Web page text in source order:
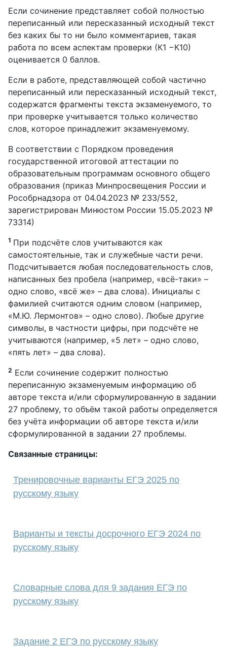
Если сочинение представляет собой полностью
переписанный или пересказанный исходный текст
без каких бы то ни было комментариев, такая
работа по всем аспектам проверки (К1 −К10)
оценивается 0 баллов.
Если в работе, представляющей собой частично
переписанный или пересказанный исходный текст,
содержатся фрагменты текста экзаменуемого, то
при проверке учитывается только количество
слов, которое принадлежит экзаменуемому.
В соответствии с Порядком проведения
государственной итоговой аттестации по
образовательным программам основного общего
образования (приказ Минпросвещения России и
Рособрнадзора от 04.04.2023 № 233/552,
зарегистрирован Минюстом России 15.05.2023 №
73314)
1 При подсчёте слов учитываются как
самостоятельные, так и служебные части речи.
Подсчитывается любая последовательность слов,
написанных без пробела (например, «всё-таки» –
одно слово, «всё же» – два слова). Инициалы с
фамилией считаются одним словом (например,
«М.Ю. Лермонтов» – одно слово). Любые другие
символы, в частности цифры, при подсчёте не
учитываются (например, «5 лет» – одно слово,
«пять лет» – два слова).
2 Если сочинение содержит полностью
переписанную экзаменуемым информацию об
авторе текста и/или сформулированную в задании
27 проблему, то объём такой работы определяется
без учёта информации об авторе текста и/или
сформулированной в задании 27 проблемы.
Связанные страницы:
Тренировочные варианты ЕГЭ 2025 по
русскому языку
Варианты и тексты досрочного ЕГЭ 2024 по
русскому языку
Cловарные слова для 9 задания ЕГЭ по
русскому языку
Задание 2 ЕГЭ по русскому языку